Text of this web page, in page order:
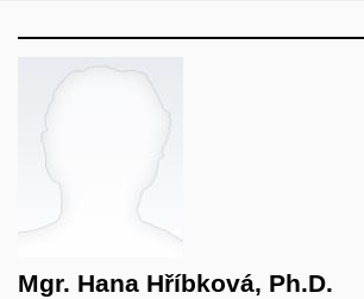
Mgr. Hana Hříbková, Ph.D.